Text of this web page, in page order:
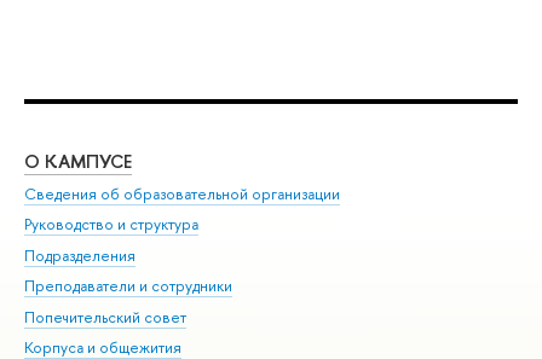
О КАМПУСЕ
Сведения об образовательной организации
Руководство и структура
Подразделения
Преподаватели и сотрудники
Попечительский совет
Корпуса и общежития